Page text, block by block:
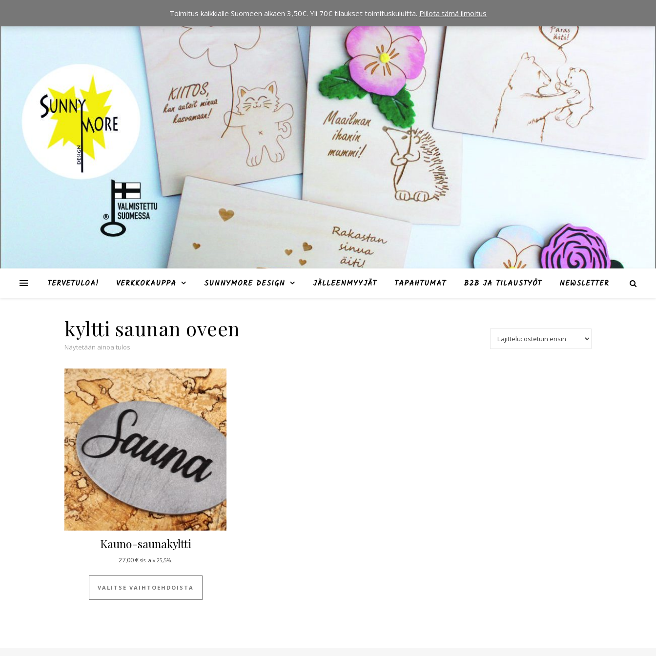
TERVETULOA! VERKKOKAUPPA SUNNYMORE DESIGN JÄLLEENMYYJÄT TAPAHTUMAT B2B JA TILAUSTYÖT NEWSLETTER
kyltti saunan oveen
Näytetään ainoa tulos
Kauno-saunakyltti
27,00€ sis. alv 25,5%.
VALITSE VAIHTOEHDOISTA
Tällä tuotteella on useampi muunnelma. Voit tehdä valinnat tuotteen sivulla.
Toimitus kaikkialle Suomeen alkaen 3,50€. Yli 70€ tilaukset toimituskuluitta. Piilota tämä ilmoitus